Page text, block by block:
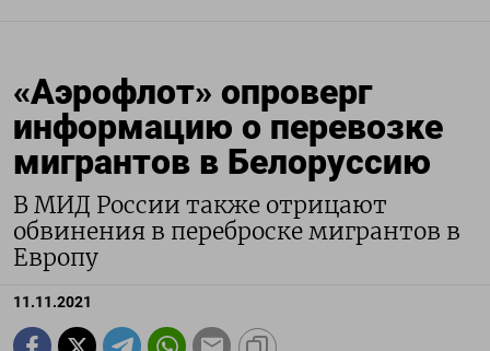
«Аэрофлот» опроверг
информацию о перевозке
мигрантов в Белоруссию
В МИД России также отрицают
обвинения в переброске мигрантов в
Европу
11.11.2021